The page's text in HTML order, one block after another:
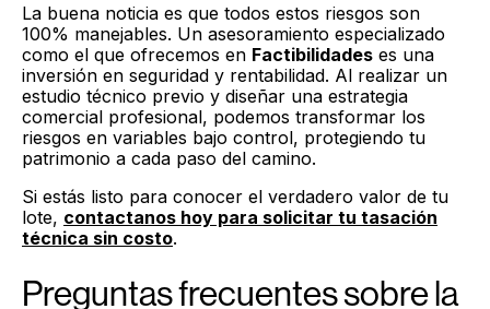
La buena noticia es que todos estos riesgos son
100% manejables. Un asesoramiento especializado
como el que ofrecemos en Factibilidades es una
inversión en seguridad y rentabilidad. Al realizar un
estudio técnico previo y diseñar una estrategia
comercial profesional, podemos transformar los
riesgos en variables bajo control, protegiendo tu
patrimonio a cada paso del camino.
Si estás listo para conocer el verdadero valor de tu
lote, contactanos hoy para solicitar tu tasación
técnica sin costo.
Preguntas frecuentes sobre la